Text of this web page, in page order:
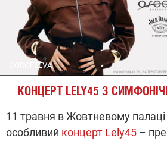
DOROFEEVA
КОНЦЕРТ LELY45 З
11 травня в Жовтневому палаці
особливий концерт Lely45 –